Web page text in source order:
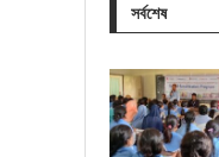
সর্বশেষ